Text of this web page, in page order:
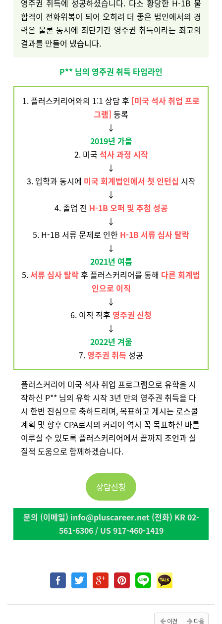
영주권 취득에 성공하셨습니다. 다소 황당한 H-1B 불
합격이 전화위복이 되어 오히려 더 좋은 법인에서의 경
력은 물론 동시에 최단기간 영주권 취득이라는 최고의
결과를 만들어 냈습니다.
P** 님의 영주권 취득 타임라인
1. 플러스커리어와의 1:1 상담 후 [미국 석사 취업 프로
그램] 등록
↓
2019년 가을
2. 미국 석사 과정 시작
↓
3. 입학과 동시에 미국 회계법인에서 첫 인턴십 시작
↓
4. 졸업 전 H-1B 오퍼 및 추첨 성공
↓
5. H-1B 서류 문제로 인한 H-1B 서류 심사 탈락
↓
2021년 여름
5.서류 심사 탈락후 플러스커리어를 통해 다른 회계법
인으로 이직
↓
6. 이직 직후 영주권 신청
↓
2022년 겨울
7. 영주권 취득 성공
플러스커리어 미국 석사 취업 프로그램으로 유학을 시
작하신 P** 님의 유학 시작 3년 만의 영주권 취득을 다
시 한번 진심으로 축하드리며, 목표하고 계시는 로스쿨
계획 및 향후 CPA로서의 커리어 역시 꼭 목표하신 바를
이루실 수 있도록 플러스커리어에서 끝까지 조언과 실
질적 도움으로 함께하겠습니다.
상담신청
문의 (이메일) info@pluscareer.net (전화) KR 02-
561-6306 / US 917-460-1419
이전 다음